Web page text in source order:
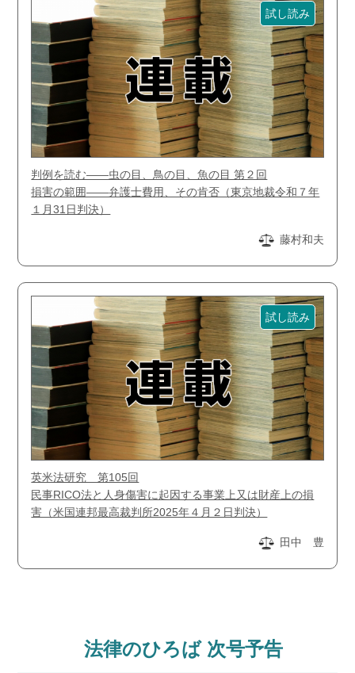
試し読み
判例を読む――虫の目、鳥の目、魚の目 第２回
損害の範囲――弁護士費用、その肯否（東京地裁令和７年
１月31日判決）
藤村和夫
試し読み
英米法研究 第105回
民事RICO法と人身傷害に起因する事業上又は財産上の損
害（米国連邦最高裁判所2025年４月２日判決）
田中 豊
法律のひろば 次号予告